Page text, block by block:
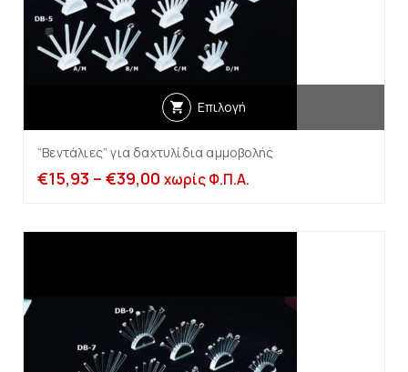
Επιλογή
“Βεντάλιες” για δαχτυλίδια αμμοβολής
€15,93 – €39,00 χωρίς Φ.Π.Α.